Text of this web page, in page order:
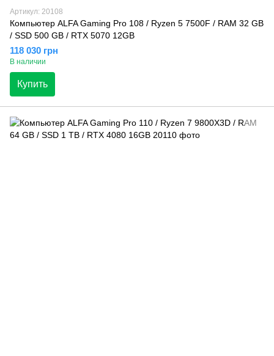
Артикул: 20108
Компьютер ALFA Gaming Pro 108 / Ryzen 5 7500F / RAM 32 GB
/ SSD 500 GB / RTX 5070 12GB
118 030 грн
В наличии
Купить